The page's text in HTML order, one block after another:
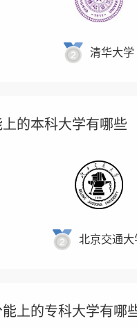
清华大学
的本科大学有哪些
北京交通大
上的专科大学有哪